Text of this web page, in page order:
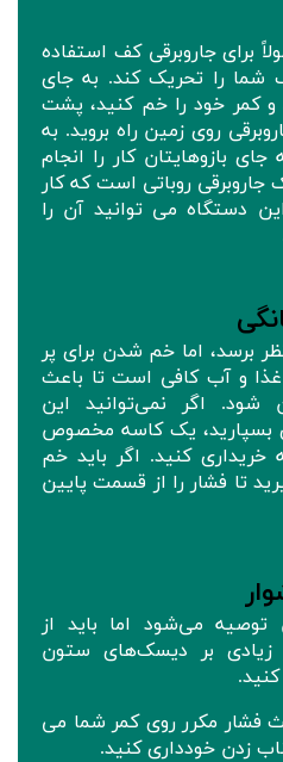
برای جاروبرقی کف استفاده
شما را تحریک کند. به جای
و کمر خود را خم کنید، پشت
روی زمین راه بروید. به
بازوهایتان کار را انجام
روباتی است که کار
دستگاه می توانید آن را
برسد، اما خم شدن برای پر
و آب کافی است تا باعث
اگر نمی‌توانید این
بسپارید، یک کاسه مخصوص
خریداری کنید. اگر باید خم
تا فشار را از قسمت پایین
می‌شود اما باید از
زیادی بر دیسک‌های ستون
فشار مکرر روی کمر شما می
زدن خودداری کنید.